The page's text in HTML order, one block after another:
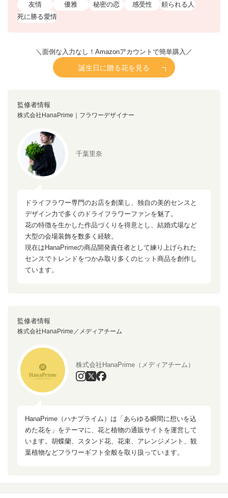
友情 優雅 秘密の恋 感受性
頼られる人
死に勝る愛情
＼面倒な入力なし！Amazonアカウントで簡単購入／
誕生日に贈る花を見る
監修者情報
株式会社HanaPrime｜フラワーデザイナー
千葉里奈
ドライフラワー専門のお店を創業し、独自の美的センスと
デザイン力で多くのドライフラワーファンを魅了。
花の特徴を生かした作品づくりを得意とし、結婚式場など
大型の会場装飾を数多く経験。
現在はHanaPrimeの商品開発責任者として練り上げられた
センスでトレンドをつかみ取り多くのヒット商品を創作し
ています。
監修者情報
株式会社HanaPrime／メディアチーム
株式会社HanaPrime（メディアチーム）
HanaPrime（ハナプライム）は「あらゆる瞬間に想いを込
めた花を」をテーマに、花と植物の通販サイトを運営して
います。胡蝶蘭、スタンド花、花束、アレンジメント、観
葉植物などフラワーギフト全般を取り扱っています。